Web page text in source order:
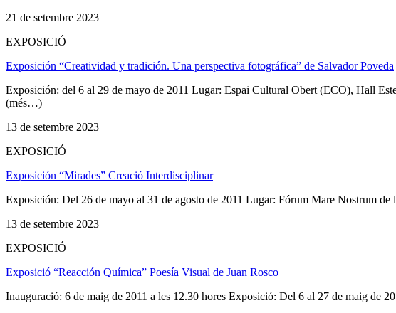
21 de setembre 2023
EXPOSICIÓ
Exposición “Creatividad y tradición. Una perspectiva fotográfica” de Salvador Poveda
Exposición: del 6 al 29 de mayo de 2011 Lugar: Espai Cultural Obert (ECO), Hall
(més…)
13 de setembre 2023
EXPOSICIÓ
Exposición “Mirades” Creació Interdisciplinar
Exposición: Del 26 de mayo al 31 de agosto de 2011 Lugar: Fórum Mare Nostrum
13 de setembre 2023
EXPOSICIÓ
Exposició “Reacción Química” Poesía Visual de Juan Rosco
Inauguració: 6 de maig de 2011 a les 12.30 hores Exposició: Del 6 al 27 de maig